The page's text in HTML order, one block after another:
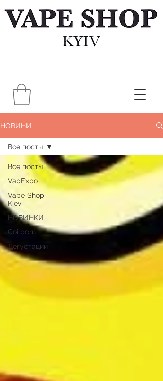
НОВИНИ
Все посты
VapExpo
Vape Shop
Kiev
НОВИНКИ
Coilporn
Дегустации
Все посты